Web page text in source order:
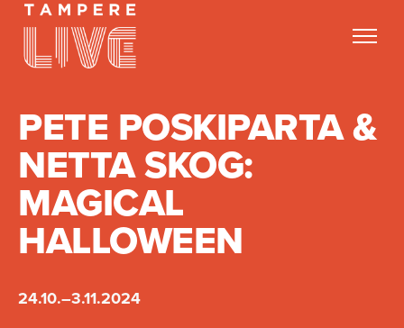
Hyppää
sisältöön
PETE POSKIPARTA &
NETTA SKOG:
MAGICAL
HALLOWEEN
24.10.–3.11.2024